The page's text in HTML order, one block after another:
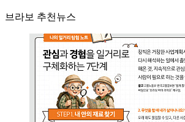
브라보 추천뉴스